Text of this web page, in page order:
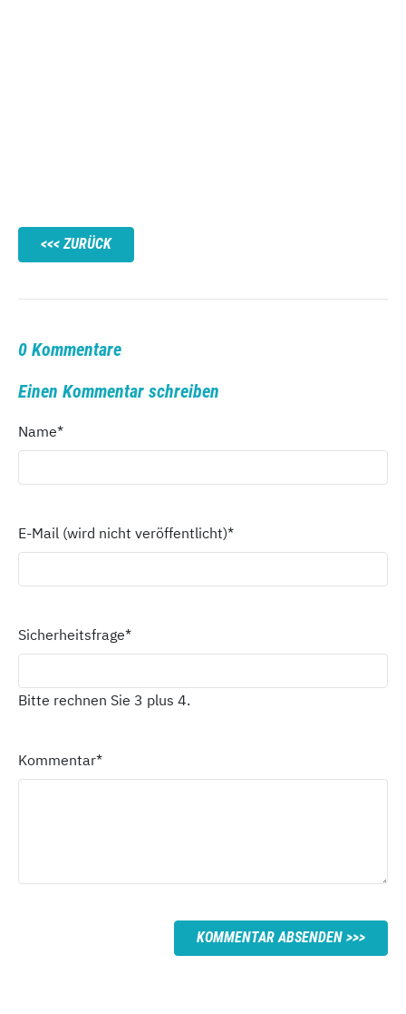
ZURÜCK
0 Kommentare
Einen Kommentar schreiben
Name*
E-Mail (wird nicht veröffentlicht)*
Sicherheitsfrage*
Bitte rechnen Sie 3 plus 4.
Kommentar*
KOMMENTAR ABSENDEN